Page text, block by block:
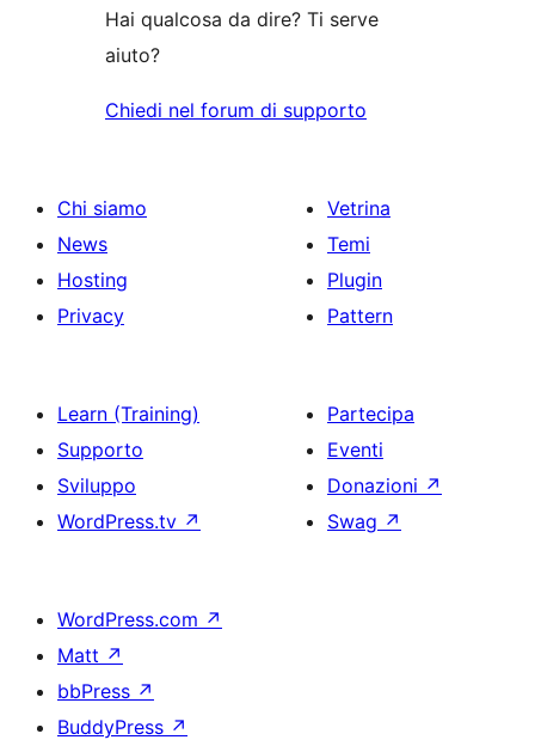
Hai qualcosa da dire? Ti serve
aiuto?
Chiedi nel forum di supporto
Chi siamo
News
Hosting
Privacy
Vetrina
Temi
Plugin
Pattern
Learn (Training)
Supporto
Sviluppo
WordPress.tv ↗
Partecipa
Eventi
Donazioni ↗
Swag ↗
WordPress.com ↗
Matt ↗
bbPress ↗
BuddyPress ↗